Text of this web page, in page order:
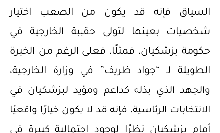
السياق فإنه قد يكون من الصعب اختيار
شخصيات بعينها لتولى حقيبة الخارجية في
حكومة بزشكيان، فمثلًا، فعلى الرغم من الخبرة
الطويلة لـ “جواد ظريف” في وزارة الخارجية،
والجهد الذي بذله كداعم ومؤيد لبزشكيان في
الانتخابات الرئاسية، فإنه قد لا يكون خيارًا واقعيًا
أمام بزشكيان نظرًا لوجود احتمالية كبيرة في